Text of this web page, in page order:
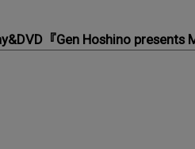
『Gen Hoshino presents